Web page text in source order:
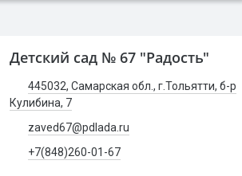
Детский сад № 67 "Радость"
445032, Самарская обл., г.Тольятти, б-р
Кулибина, 7
zaved67@pdlada.ru
+7(848)260-01-67